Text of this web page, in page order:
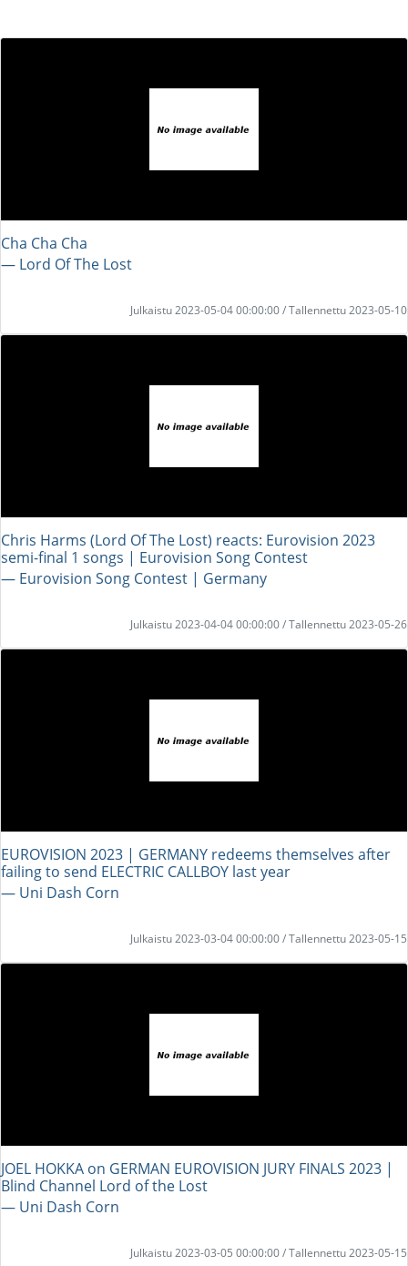
Cha Cha Cha
― Lord Of The Lost
Julkaistu 2023-05-04 00:00:00 / Tallennettu 2023-05-10
Chris Harms (Lord Of The Lost) reacts: Eurovision 2023
semi-final 1 songs | Eurovision Song Contest
― Eurovision Song Contest | Germany
Julkaistu 2023-04-04 00:00:00 / Tallennettu 2023-05-26
EUROVISION 2023 | GERMANY redeems themselves after
failing to send ELECTRIC CALLBOY last year
― Uni Dash Corn
Julkaistu 2023-03-04 00:00:00 / Tallennettu 2023-05-15
JOEL HOKKA on GERMAN EUROVISION JURY FINALS 2023 |
Blind Channel Lord of the Lost
― Uni Dash Corn
Julkaistu 2023-03-05 00:00:00 / Tallennettu 2023-05-15